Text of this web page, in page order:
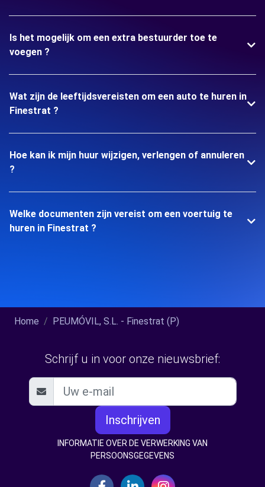
Is het mogelijk om een extra bestuurder toe te
voegen ?
Wat zijn de leeftijdsvereisten om een auto te huren in
Finestrat ?
Hoe kan ik mijn huur wijzigen, verlengen of annuleren
?
Welke documenten zijn vereist om een voertuig te
huren in Finestrat ?
Home PEUMÓVIL, S.L. - Finestrat (P)
Schrijf u in voor onze nieuwsbrief:
Inschrijven
INFORMATIE OVER DE VERWERKING VAN
PERSOONSGEGEVENS